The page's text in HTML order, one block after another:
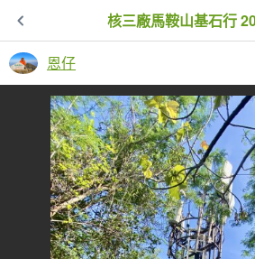
核三廠馬鞍山基石行
恩仔